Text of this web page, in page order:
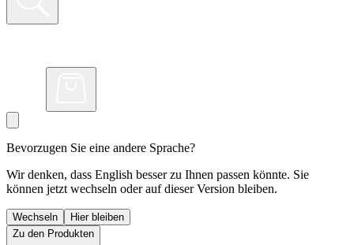
Bevorzugen Sie eine andere Sprache?
Wir denken, dass English besser zu Ihnen passen könnte. Sie
können jetzt wechseln oder auf dieser Version bleiben.
Wechseln
Hier bleiben
Zu den Produkten